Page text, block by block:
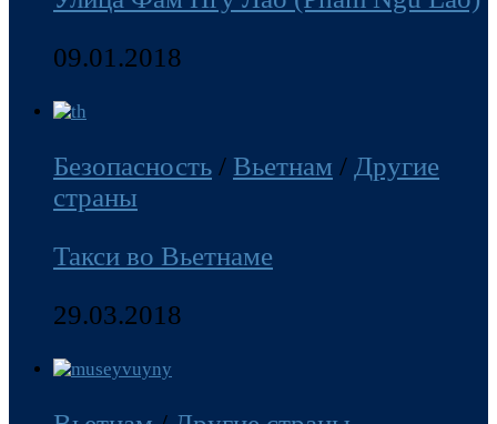
09.01.2018
Безопасность / Вьетнам / Другие
страны
Такси во Вьетнаме
29.03.2018